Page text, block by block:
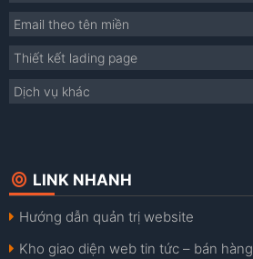
Email theo tên miền
Thiết kết lading page
Dịch vụ khác
LINK NHANH
Hướng dẫn quản trị website
Kho giao diện web tin tức – bán hàng